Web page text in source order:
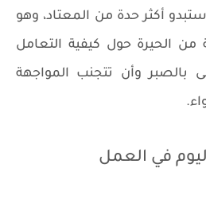
أكثر حدة من المعتاد، وهو
الحيرة حول كيفية التعامل
بالصبر وأن تتجنب المواجهة
في العمل